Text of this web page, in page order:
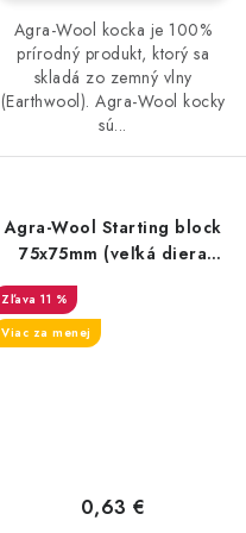
Agra-Wool kocka je 100%
prírodný produkt, ktorý sa
skladá zo zemný vlny
(Earthwool). Agra-Wool kocky
sú...
Agra-Wool Starting block
75x75mm (veľká diera
11 %
Viac za menej
0,63 €